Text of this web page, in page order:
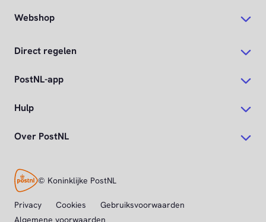
Webshop
Direct regelen
PostNL-app
Hulp
Over PostNL
© Koninklijke PostNL
Privacy Cookies
Gebruiksvoorwaarden